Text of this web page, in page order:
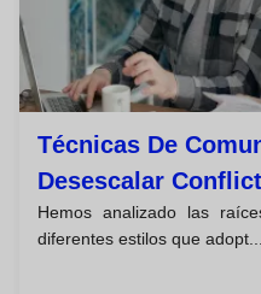
Técnicas De
Desescalar
Hemos analizado las
diferentes estilos que adopt...